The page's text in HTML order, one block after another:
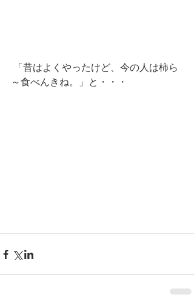
～食べんきね。」と・・・